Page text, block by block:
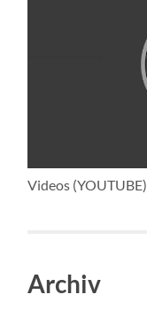
Videos (YOUTUBE)
Archiv